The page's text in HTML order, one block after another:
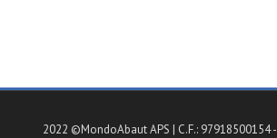
2022 ©MondoAbaut APS | C.F.: 97918500154 -